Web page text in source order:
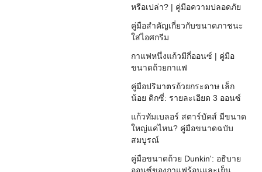
หรือเปล่า? | คู่มือความปลอดภัย
คู่มือสำคัญเกี่ยวกับขนาดภาชนะ
ใส่ไอศกรีม
กาแฟหนึ่งแก้วมีกี่ออนซ์ | คู่มือ
ขนาดถ้วยกาแฟ
คู่มือปริมาตรถ้วยกระดาษ เล็ก
น้อย ดิกซี่: รายละเอียด 3 ออนซ์
แก้วทัมเบลอร์ สตาร์บัคส์ มีขนาด
ใหญ่แค่ไหน? คู่มือขนาดฉบับ
สมบูรณ์
คู่มือขนาดถ้วย Dunkin': อธิบาย
ออนซ์ของกาแฟร้อนและเย็น